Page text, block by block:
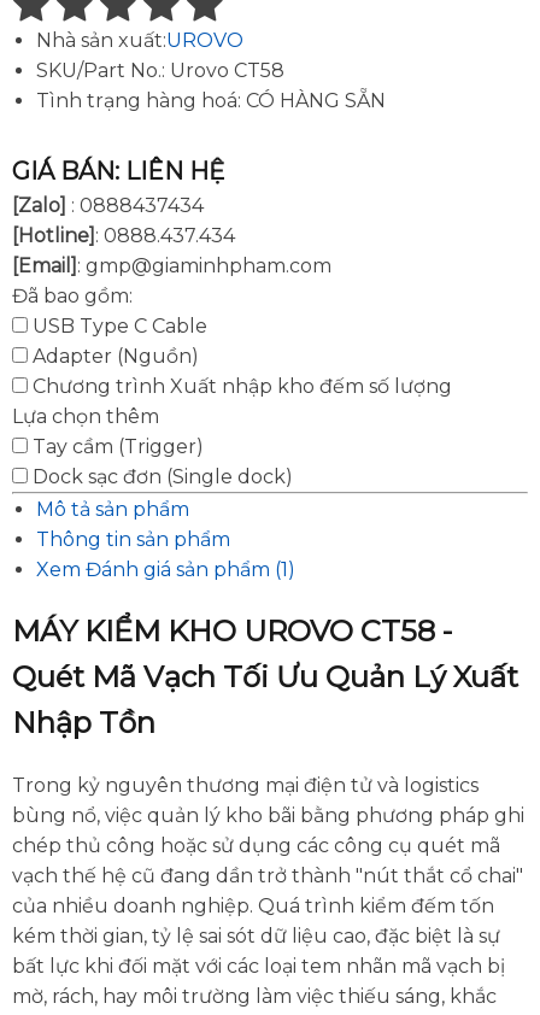
Nhà sản xuất:UROVO
SKU/Part No.: Urovo CT58
Tình trạng hàng hoá: CÓ HÀNG SẴN
GIÁ BÁN: LIÊN HỆ
[Zalo] : 0888437434
[Hotline] : 0888.437.434
[Email] : gmp@giaminhpham.com
Đã bao gồm:
USB Type C Cable
Adapter (Nguồn)
Chương trình Xuất nhập kho đếm số lượng
Lựa chọn thêm
Tay cầm (Trigger)
Dock sạc đơn (Single dock)
Mô tả sản phẩm
Thông tin sản phẩm
Xem Đánh giá sản phẩm (1)
MÁY KIỂM KHO UROVO CT58 -
Quét Mã Vạch Tối Ưu Quản Lý Xuất
Nhập Tồn
Trong kỷ nguyên thương mại điện tử và logistics
bùng nổ, việc quản lý kho bãi bằng phương pháp ghi
chép thủ công hoặc sử dụng các công cụ quét mã
vạch thế hệ cũ đang dần trở thành "nút thắt cổ chai"
của nhiều doanh nghiệp. Quá trình kiểm đếm tốn
kém thời gian, tỷ lệ sai sót dữ liệu cao, đặc biệt là sự
bất lực khi đối mặt với các loại tem nhãn mã vạch bị
mờ, rách, hay môi trường làm việc thiếu sáng, khắc